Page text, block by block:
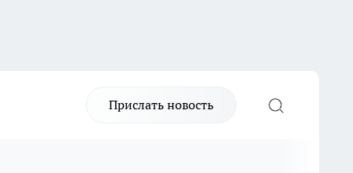
Прислать новость